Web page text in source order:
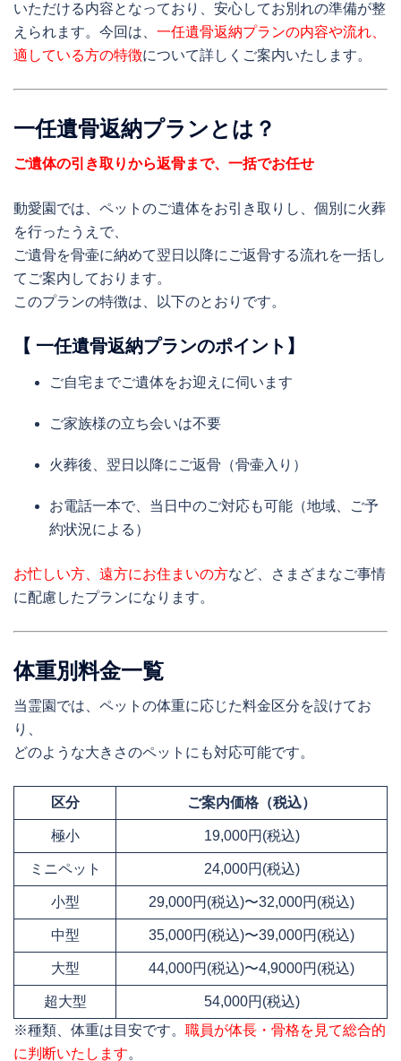
いただける内容となっており、安心してお別れの準備が整
えられます。今回は、 一任遺骨返納プランの内容や流れ、
適している方の特徴について詳しくご案内いたします。
一任遺骨返納プランとは？
ご遺体の引き取りから返骨まで、一括でお任せ
動愛園では、ペットのご遺体をお引き取りし、個別に火葬
を行ったうえで、
ご遺骨を骨壷に納めて翌日以降にご返骨する流れを一括し
てご案内しております。
このプランの特徴は、以下のとおりです。
【 一任遺骨返納プランのポイント】
ご自宅までご遺体をお迎えに伺います
ご家族様の立ち会いは不要
火葬後、翌日以降にご返骨（骨壷入り）
お電話一本で、当日中のご対応も可能（地域、ご予
約状況による）
お忙しい方、遠方にお住まいの方など、さまざまなご事情
に配慮したプランになります。
体重別料金一覧
当霊園では、ペットの体重に応じた料金区分を設けてお
り、
どのような大きさのペットにも対応可能です。
区分 ご案内価格（税込）
極小 19,000円(税込)
ミニペット 24,000円(税込)
小型 29,000円(税込)〜32,000円(税込)
中型 35,000円(税込)〜39,000円(税込)
大型 44,000円(税込)〜4,9000円(税込)
超大型
54,000円(税込)
※種類、体重は目安です。 職員が体長・骨格を見て総合的
に判断いたします。